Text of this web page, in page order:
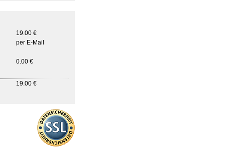
19.00 €
per E-Mail
0.00 €
19.00 €